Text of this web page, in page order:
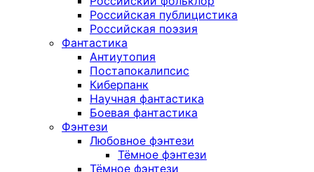
Российская публицистика
Российская поэзия
Фантастика
Антиутопия
Постапокалипсис
Киберпанк
Научная фантастика
Боевая фантастика
Фэнтези
Любовное фэнтези
Тёмное фэнтези
Тёмное фэнтези